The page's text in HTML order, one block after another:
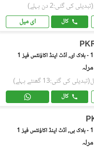
(تبدیلی کی گئی:2 دن پہلے)
کال ای میل
(تبدیلی کی گئی:13 گھنٹے پہلے)
کال